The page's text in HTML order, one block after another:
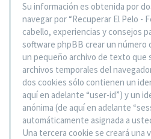
Su información es obtenida por
navegar por “Recuperar El Pelo -
cabello, experiencias y consejos
software phpBB crear un número
un pequeño archivo de texto que
archivos temporales del
dos cookies sólo contienen un
aquí en adelante “user-id”) y un
anónima (de aquí en adelante
automáticamente asignada a
Una tercera cookie se creará una